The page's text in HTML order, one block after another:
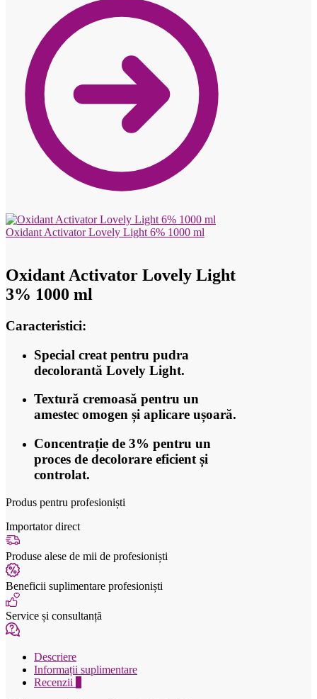
Oxidant Activator Lovely Light 6% 1000 ml
Oxidant Activator Lovely Light
3% 1000 ml
Caracteristici:
Special creat pentru pudra
decolorantă Lovely Light.
Textură cremoasă pentru un
amestec omogen și aplicare ușoară.
Concentrație de 3% pentru un
proces de decolorare eficient și
controlat.
Produs pentru profesioniști
Importator direct
Produse alese de mii de profesioniști
Beneficii suplimentare profesioniști
Service și consultanță
Descriere
Informații suplimentare
Recenzii